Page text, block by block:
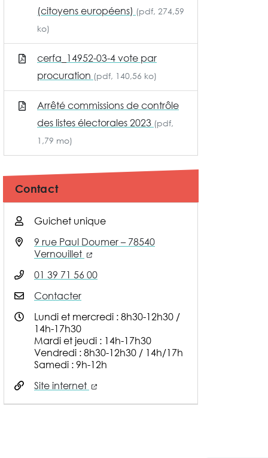
(citoyens européens) (pdf, 274,59
ko)
cerfa_14952-03-4 vote par
procuration (pdf, 140,56 ko)
Arrêté commissions de contrôle
des listes électorales 2023 (pdf,
1,79 mo)
Contact
Guichet unique
9 rue Paul Doumer – 78540
Vernouillet
(nouvelle fenêtre)
01 39 71 56 00
Contacter
Lundi et mercredi : 8h30-12h30 /
14h-17h30
Mardi et jeudi : 14h-17h30
Vendredi : 8h30-12h30 / 14h/17h
Samedi : 9h-12h
Site internet
(nouvelle fenêtre)